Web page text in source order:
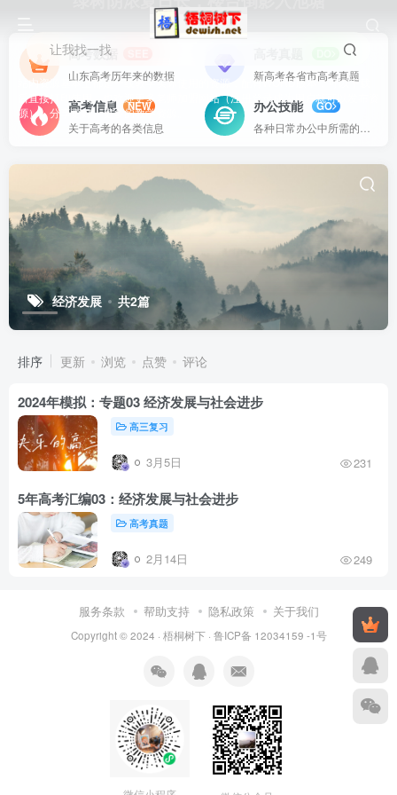
让我找一找
站内资源基本上都是一线教学实际使用的资源，配有WORD版本，可以下载
后直接打印使用。也欢迎更多老师加盟网站（注册登录成为用户就可以发布资
源），分享更好、更多的教学资源。
高考数据
山东高考历年来的数据
新高考各省市高考真题
高考信息
NEW
关于高考的各类信息
办公技能
GO
经济发展 共2篇
排序 更新 浏览 点赞 评论
2024年模拟：专题03 经济发展与社会进步
高三复习
3月5日 231
5年高考汇编03：经济发展与社会进步
高考真题
2月14日 249
服务条款 帮助支持 隐私政策 关于我们
Copyright © 2024 · 梧桐树下· 鲁ICP备 12034159 -1号